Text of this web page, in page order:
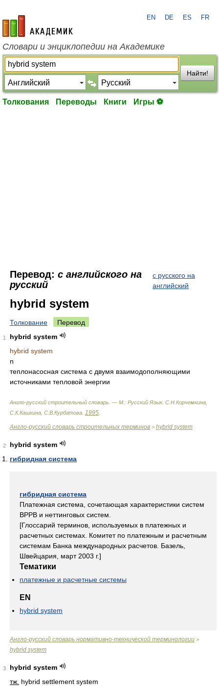
academic.ru
EN DE ES FR
Словари и энциклопедии на Академике
Найти!
Толкования Переводы Книги Игры ⚽
Перевод: с английского на
русский
с русского на
английский
hybrid system
Толкование Перевод
1
hybrid system
hybrid system
n
теплонасосная система с двумя взаимодополняющими
источниками тепловой энергии
Англо-русский строительный словарь. — М.: Русский Язык. С.Н.Корчемкина,
С.К.Кашкина, С.В.Курбатова 1995
Англо-русский словарь строительных терминов > hybrid system
2
hybrid system
гибридная система
гибридная система
Платежная система, сочетающая характеристики систем
ВРРВ и неттинговых систем.
[Глоссарий терминов, используемых в платежных и
расчетных системах. Комитет по платежным и расчетным
системам Банка международных расчетов. Базель,
Швейцария, март 2003 г.]
Тематики
платежные и расчетные системы
EN
hybrid system
Англо-русский словарь нормативно-технической терминологии >
hybrid system
3
hybrid system
тж. hybrid settlement system